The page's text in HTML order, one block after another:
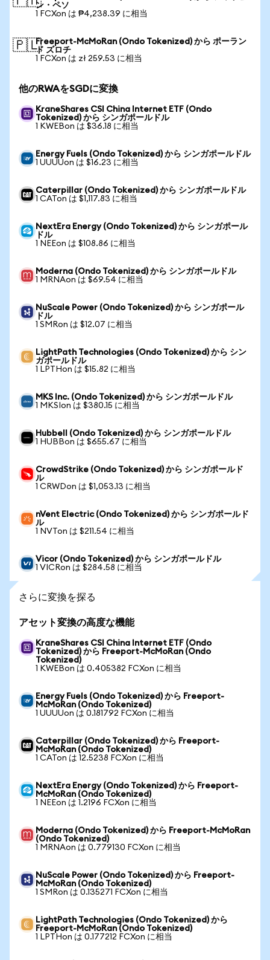
ン・ペソ
1 FCXon は ₱4,238.39 に相当
🇵🇱Freeport-McMoRan (Ondo Tokenized) から ポーラン
ド ズロチ
1 FCXon は zł 259.53 に相当
他のRWAをSGDに変換
KraneShares CSI China Internet ETF (Ondo
Tokenized) から シンガポールドル
1 KWEBon は $36.18 に相当
Energy Fuels (Ondo Tokenized) から シンガポールドル
1 UUUUon は $16.23 に相当
Caterpillar (Ondo Tokenized) から シンガポールドル
1 CATon は $1,117.83 に相当
NextEra Energy (Ondo Tokenized) から シンガポール
ドル
1 NEEon は $108.86 に相当
Moderna (Ondo Tokenized) から シンガポールドル
1 MRNAon は $69.54 に相当
NuScale Power (Ondo Tokenized) から シンガポール
ドル
1 SMRon は $12.07 に相当
LightPath Technologies (Ondo Tokenized) から シン
ガポールドル
1 LPTHon は $15.82 に相当
MKS Inc. (Ondo Tokenized) から シンガポールドル
1 MKSIon は $380.15 に相当
Hubbell (Ondo Tokenized) から シンガポールドル
1 HUBBon は $655.67 に相当
CrowdStrike (Ondo Tokenized) から シンガポールド
ル
1 CRWDon は $1,053.13 に相当
nVent Electric (Ondo Tokenized) から シンガポールド
ル
1 NVTon は $211.54 に相当
Vicor (Ondo Tokenized) から シンガポールドル
1 VICRon は $284.58 に相当
さらに変換を探る
アセット変換の高度な機能
KraneShares CSI China Internet ETF (Ondo
Tokenized) から Freeport-McMoRan (Ondo
Tokenized)
1 KWEBon は 0.405382 FCXon に相当
Energy Fuels (Ondo Tokenized) から Freeport-
McMoRan (Ondo Tokenized)
1 UUUUon は 0.181792 FCXon に相当
Caterpillar (Ondo Tokenized) から Freeport-
McMoRan (Ondo Tokenized)
1 CATon は 12.5238 FCXon に相当
NextEra Energy (Ondo Tokenized) から Freeport-
McMoRan (Ondo Tokenized)
1 NEEon は 1.2196 FCXon に相当
Moderna (Ondo Tokenized) から Freeport-McMoRan
(Ondo Tokenized)
1 MRNAon は 0.779130 FCXon に相当
NuScale Power (Ondo Tokenized) から Freeport-
McMoRan (Ondo Tokenized)
1 SMRon は 0.135271 FCXon に相当
LightPath Technologies (Ondo Tokenized) から
Freeport-McMoRan (Ondo Tokenized)
1 LPTHon は 0.177212 FCXon に相当